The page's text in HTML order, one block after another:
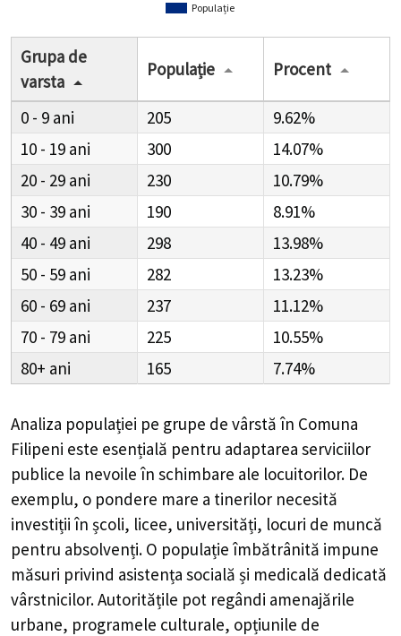
Populație
Grupa de
varsta
Populație Procent
0 - 9 205
9.62%
10 - 19
300
14.07%
20 - 29
230
10.79%
30 - 39
190
8.91%
40 - 49
298
13.98%
50 - 59
282
13.23%
60 - 69
237
11.12%
70 - 79
225
10.55%
80+
165 7.74%
Analiza populației pe grupe de vârstă în Comuna
Filipeni este esențială pentru adaptarea serviciilor
publice la nevoile în schimbare ale locuitorilor. De
exemplu, o pondere mare a tinerilor necesită
investiții în școli, licee, universități, locuri de muncă
pentru absolvenți. O populație îmbătrânită impune
măsuri privind asistența socială și medicală dedicată
vârstnicilor. Autoritățile pot regândi amenajările
urbane, programele culturale, opțiunile de